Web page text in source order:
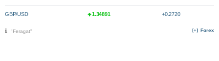
GBP/USD 1.34891 +0.2720
Forex
"Feragat"